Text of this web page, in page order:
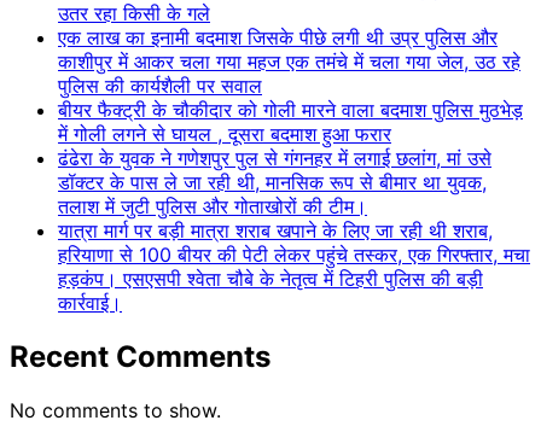
उतर रहा किसी के गले
एक लाख का इनामी बदमाश जिसके पीछे लगी थी उप्र पुलिस और
काशीपुर में आकर चला गया महज एक तमंचे में चला गया जेल, उठ रहे
पुलिस की कार्यशैली पर सवाल
बीयर फैक्ट्री के चौकीदार को गोली मारने वाला बदमाश पुलिस मुठभेड़
में गोली लगने से घायल , दूसरा बदमाश हुआ फरार
ढंढेरा के युवक ने गणेशपुर पुल से गंगनहर में लगाई छलांग, मां उसे
डॉक्टर के पास ले जा रही थी, मानसिक रूप से बीमार था युवक,
तलाश में जुटी पुलिस और गोताखोरों की टीम।
यात्रा मार्ग पर बड़ी मात्रा शराब खपाने के लिए जा रही थी शराब,
हरियाणा से 100 बीयर की पेटी लेकर पहुंचे तस्कर, एक गिरफ्तार, मचा
हड़कंप। एसएसपी श्वेता चौबे के नेतृत्व में टिहरी पुलिस की बड़ी
कार्रवाई।
Recent Comments
No comments to show.